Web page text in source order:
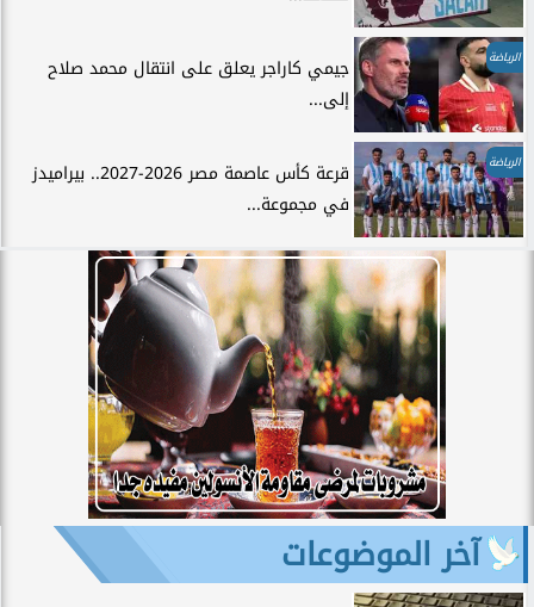
الرياضة
جيمي كاراجر يعلق على انتقال محمد صلاح
إلى...
الرياضة
قرعة كأس عاصمة مصر 2026-2027.. بيراميدز
في مجموعة...
آخر الموضوعات